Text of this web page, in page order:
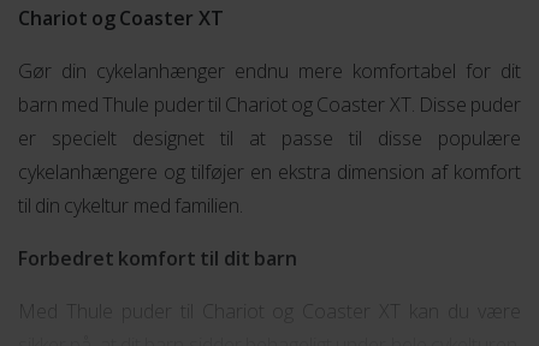
Chariot og Coaster XT
Gør din cykelanhænger endnu mere komfortabel for dit
barn med Thule puder til Chariot og Coaster XT. Disse puder
er specielt designet til at passe til disse populære
cykelanhængere og tilføjer en ekstra dimension af komfort
til din cykeltur med familien.
Forbedret komfort til dit barn
Med Thule puder til Chariot og Coaster XT kan du være